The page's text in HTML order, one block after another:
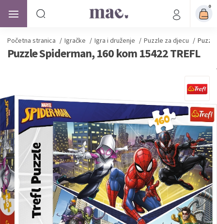
0
Početna stranica / Igračke / Igra i druženje / Puzzle za djecu /
Puzzle Spiderman, 160 kom 15422 TREFL